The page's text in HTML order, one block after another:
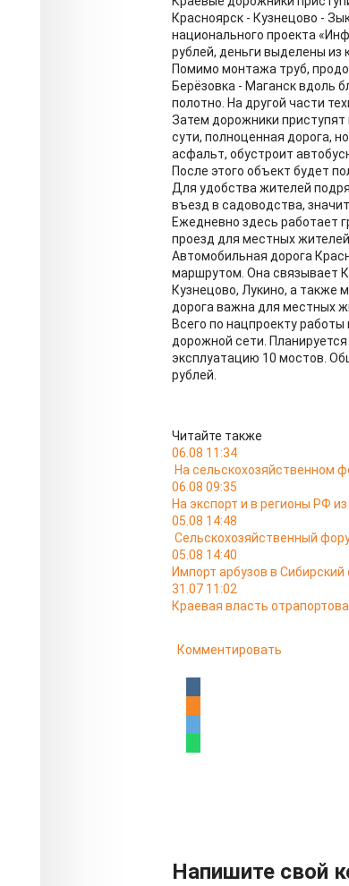
Красноярск - Кузнецово -
национального проекта
рублей, деньги выделены из
Помимо монтажа труб,
Берёзовка - Маганск вдоль
полотно. На другой части
Затем дорожники приступят
сути, полноценная дорога,
асфальт, обустроит
После этого объект будет
Для удобства жителей
въезд в садоводства,
Ежедневно здесь работает
проезд для местных жителей.
Автомобильная дорога
маршрутом. Она связывает
Кузнецово, Лукино, а также
дорога важна для местных
Всего по нацпроекту
дорожной сети.
эксплуатацию 10 мостов.
рублей.
Читайте также
06.08 11:34
На сельскохозяйственном
06.08 09:35
На экспорт и в регионы РФ
05.08 14:48
Сельскохозяйственный
05.08 14:40
Импорт арбузов в
31.07 11:02
Краевая власть
Комментировать
Напишите свой